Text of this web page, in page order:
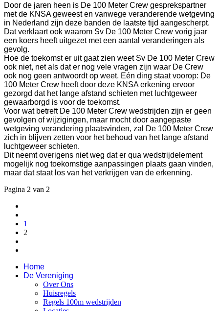
Door de jaren heen is De 100 Meter Crew gesprekspartner
met de KNSA geweest en vanwege veranderende wetgeving
in Nederland zijn deze banden de laatste tijd aangescherpt.
Dat verklaart ook waarom Sv De 100 Meter Crew vorig jaar
een koers heeft uitgezet met een aantal veranderingen als
gevolg.
Hoe de toekomst er uit gaat zien weet Sv De 100 Meter Crew
ook niet, net als dat er nog vele vragen zijn waar De Crew
ook nog geen antwoordt op weet. Eén ding staat voorop: De
100 Meter Crew heeft door deze KNSA erkening ervoor
gezorgd dat het lange afstand schieten met luchtgeweer
gewaarborgd is voor de toekomst.
Voor wat betreft De 100 Meter Crew wedstrijden zijn er geen
gevolgen of wijzigingen, maar mocht door aangepaste
wetgeving verandering plaatsvinden, zal De 100 Meter Crew
zich in blijven zetten voor het behoud van het lange afstand
luchtgeweer schieten.
Dit neemt overigens niet weg dat er qua wedstrijdelement
mogelijk nog toekomstige aanpassingen plaats gaan vinden,
maar dat staat los van het verkrijgen van de erkenning.
Pagina 2 van 2
1
2
Home
De Vereniging
Over Ons
Huisregels
Regels 100m wedstrijden